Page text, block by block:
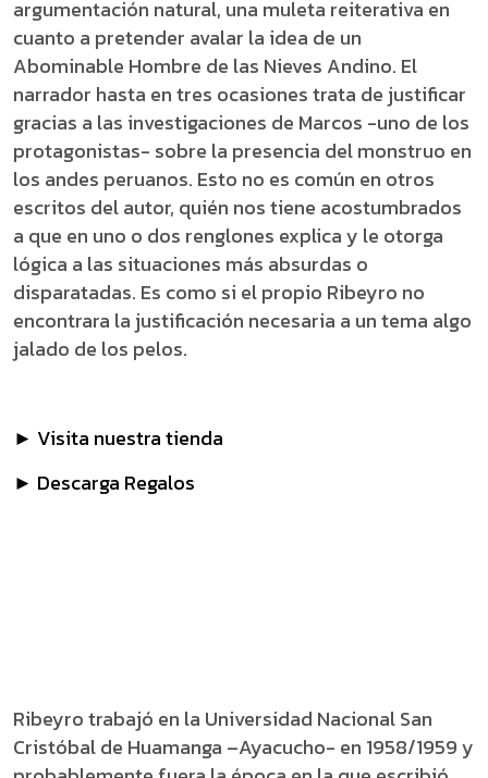
argumentación natural, una muleta reiterativa en
cuanto a pretender avalar la idea de un
Abominable Hombre de las Nieves Andino. El
narrador hasta en tres ocasiones trata de justificar
gracias a las investigaciones de Marcos -uno de los
protagonistas- sobre la presencia del monstruo en
los andes peruanos. Esto no es común en otros
escritos del autor, quién nos tiene acostumbrados
a que en uno o dos renglones explica y le otorga
lógica a las situaciones más absurdas o
disparatadas. Es como si el propio Ribeyro no
encontrara la justificación necesaria a un tema algo
jalado de los pelos.
► Visita nuestra tienda
► Descarga Regalos
Ribeyro trabajó en la Universidad Nacional San
Cristóbal de Huamanga –Ayacucho- en 1958/1959 y